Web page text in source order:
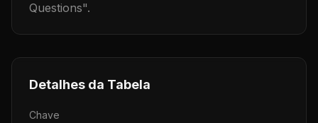
Questions".
Detalhes da Tabela
Chave